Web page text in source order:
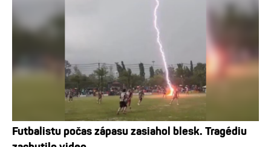
Futbalistu počas zápasu zasiahol blesk. Tragédiu